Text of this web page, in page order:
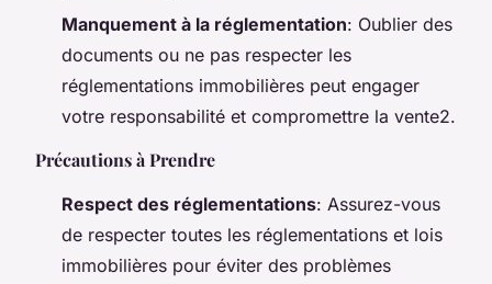
Manquement à la réglementation: Oublier des
documents ou ne pas respecter les
réglementations immobilières peut engager
votre responsabilité et compromettre la vente2.
Précautions à Prendre
Respect des réglementations: Assurez-vous
de respecter toutes les réglementations et lois
immobilières pour éviter des problèmes